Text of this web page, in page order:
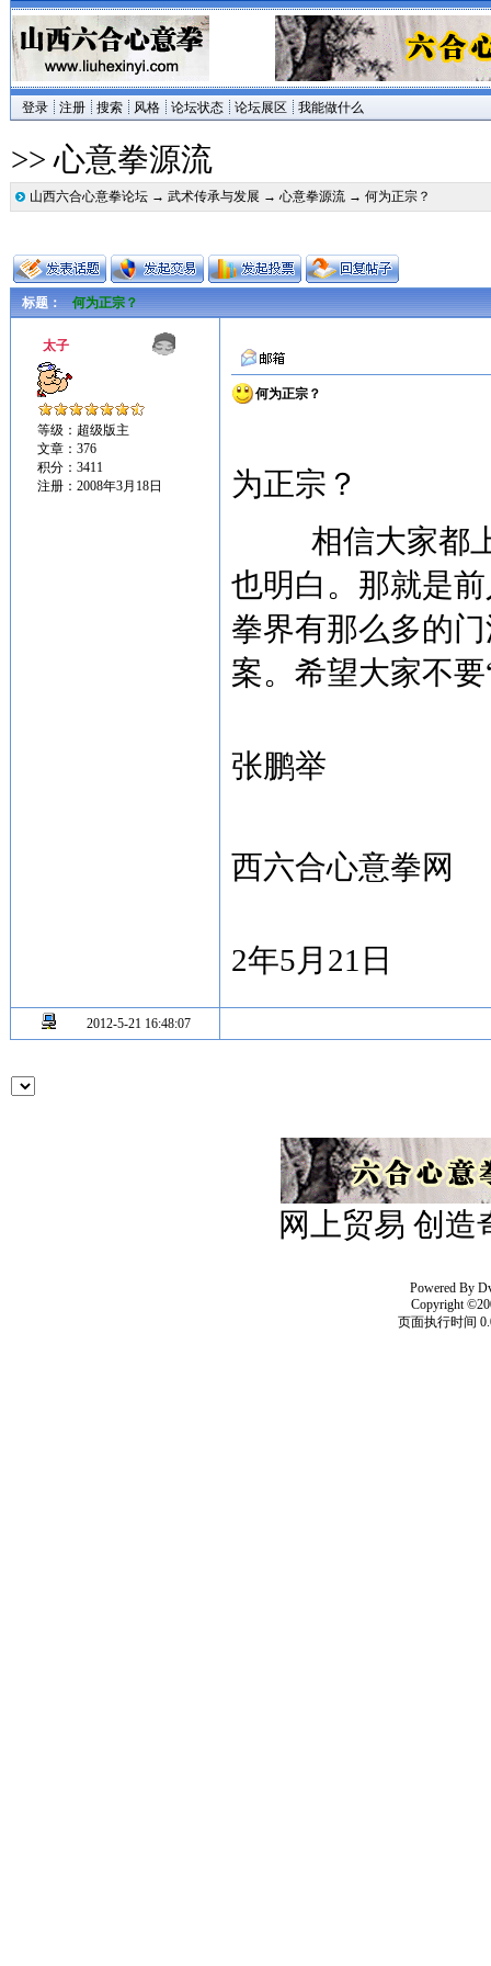
登录 注册 搜索 风格 论坛状态 论坛展区 我能做什么
>> 心意拳源流
山西六合心意拳论坛→ 武术传承与发展 → 心意拳源流→ 何为正宗？
标题： 何为正宗？
太子
等级：超级版主
文章：376
积分：3411
注册：2008年3月18日
何为正宗？
为正宗？
相信大家都上
也明白。那就是
拳界有那么多的
案。希望大家不
张鹏举
西六合心意拳网
2年5月21日
2012-5-21 16:48:07
网上贸易 创
Powered By
Copyright
页面执行时间